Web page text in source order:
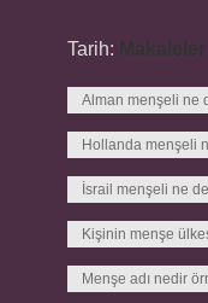
Tarih: Makaleler
Alman menşeli ne
Hollanda menşeli
İsrail menşeli ne
Kişinin menşe
Menşe adı nedir